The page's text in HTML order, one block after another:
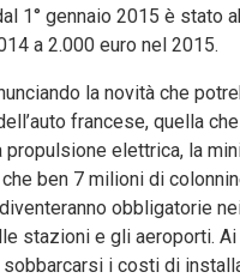
1° gennaio 2015 è stato
a 2.000 euro nel 2015.
la novità che
francese, quella
propulsione elettrica, la
che ben 7 milioni di
obbligatorie
stazioni e gli aeroporti.
sobbarcarsi i costi di